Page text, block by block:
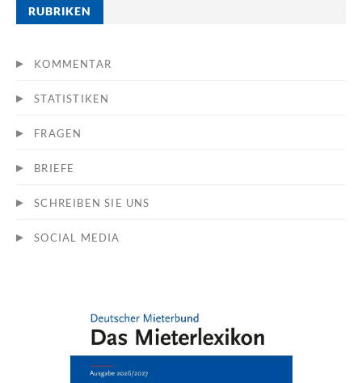
RUBRIKEN
KOMMENTAR
STATISTIKEN
FRAGEN
BRIEFE
SCHREIBEN SIE UNS
SOCIAL MEDIA